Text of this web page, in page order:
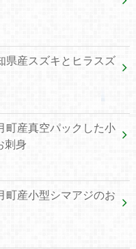
県産スズキとヒラスズ
町産真空パックした小
刺身
町産小型シマアジのお